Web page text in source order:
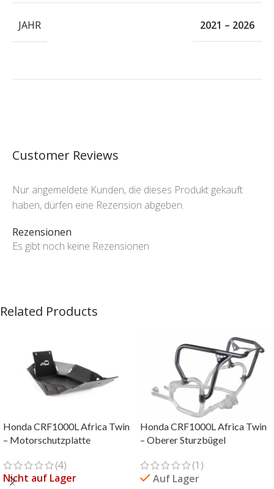
JAHR 2021 – 2026
Customer Reviews
Rezensionen
Es gibt noch keine Rezensionen
Nur angemeldete Kunden, die dieses Produkt gekauft
haben, dürfen eine Rezension abgeben.
Related Products
Honda CRF1000L Africa Twin
– Motorschutzplatte
(4)
Nicht auf Lager
Honda CRF1000L Africa Twin
– Oberer Sturzbügel
(1)
Auf Lager